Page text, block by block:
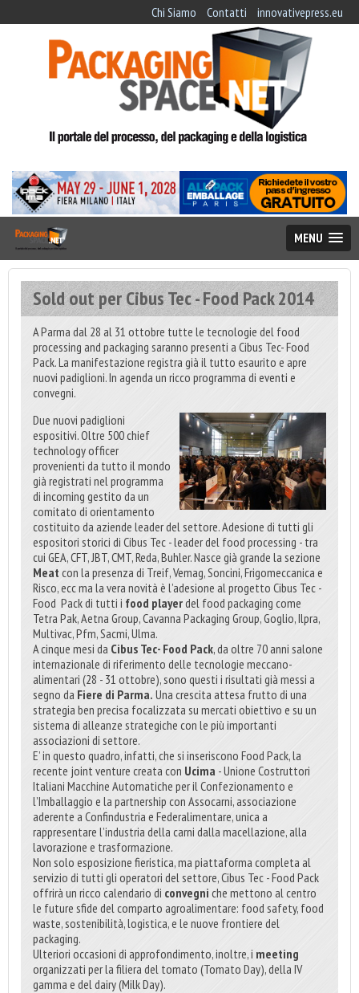
Chi Siamo Contatti innovativepress.eu
MENU
Sold out per Cibus Tec - Food Pack 2014
A Parma dal 28 al 31 ottobre tutte le tecnologie del food
processing and packaging saranno presenti a Cibus Tec- Food
Pack. La manifestazione registra già il tutto esaurito e apre
nuovi padiglioni. In agenda un ricco programma di eventi e
convegni.
Due nuovi padiglioni
espositivi. Oltre 500 chief
technology officer
provenienti da tutto il mondo
già registrati nel programma
di incoming gestito da un
comitato di orientamento
costituito da aziende leader del settore. Adesione di tutti gli
espositori storici di Cibus Tec - leader del food processing - tra
cui GEA, CFT, JBT, CMT, Reda, Buhler. Nasce già grande la sezione
Meat con la presenza di Treif, Vemag, Soncini, Frigomeccanica e
Risco, ecc ma la vera novità è l’adesione al progetto Cibus Tec -
Food Pack di tutti i food playerdel food packaging come
Tetra Pak, Aetna Group, Cavanna Packaging Group, Goglio, Ilpra,
Multivac, Pfm, Sacmi, Ulma.
A cinque mesi da Cibus Tec- Food Pack, da oltre 70 anni salone
internazionale di riferimento delle tecnologie meccano-
alimentari (28 - 31 ottobre), sono questi i risultati già messi a
segno da Fiere di Parma. Una crescita attesa frutto di una
strategia ben precisa focalizzata su mercati obiettivo e su un
sistema di alleanze strategiche con le più importanti
associazioni di settore.
E’ in questo quadro, infatti, che si inseriscono Food Pack, la
recente joint venture creata con Ucima - Unione Costruttori
Italiani Macchine Automatiche per il Confezionamento e
l’Imballaggio e la partnership con Assocarni, associazione
aderente a Confindustria e Federalimentare, unica a
rappresentare l’industria della carni dalla macellazione, alla
lavorazione e trasformazione.
Non solo esposizione fieristica, ma piattaforma completa al
servizio di tutti gli operatori del settore, Cibus Tec - Food Pack
offrirà un ricco calendario di convegni che mettono al centro
le future sfide del comparto agroalimentare: food safety, food
waste, sostenibilità, logistica, e le nuove frontiere del
packaging.
Ulteriori occasioni di approfondimento, inoltre, i meeting
organizzati per la filiera del tomato (Tomato Day), della IV
gamma e del dairy (Milk Day).